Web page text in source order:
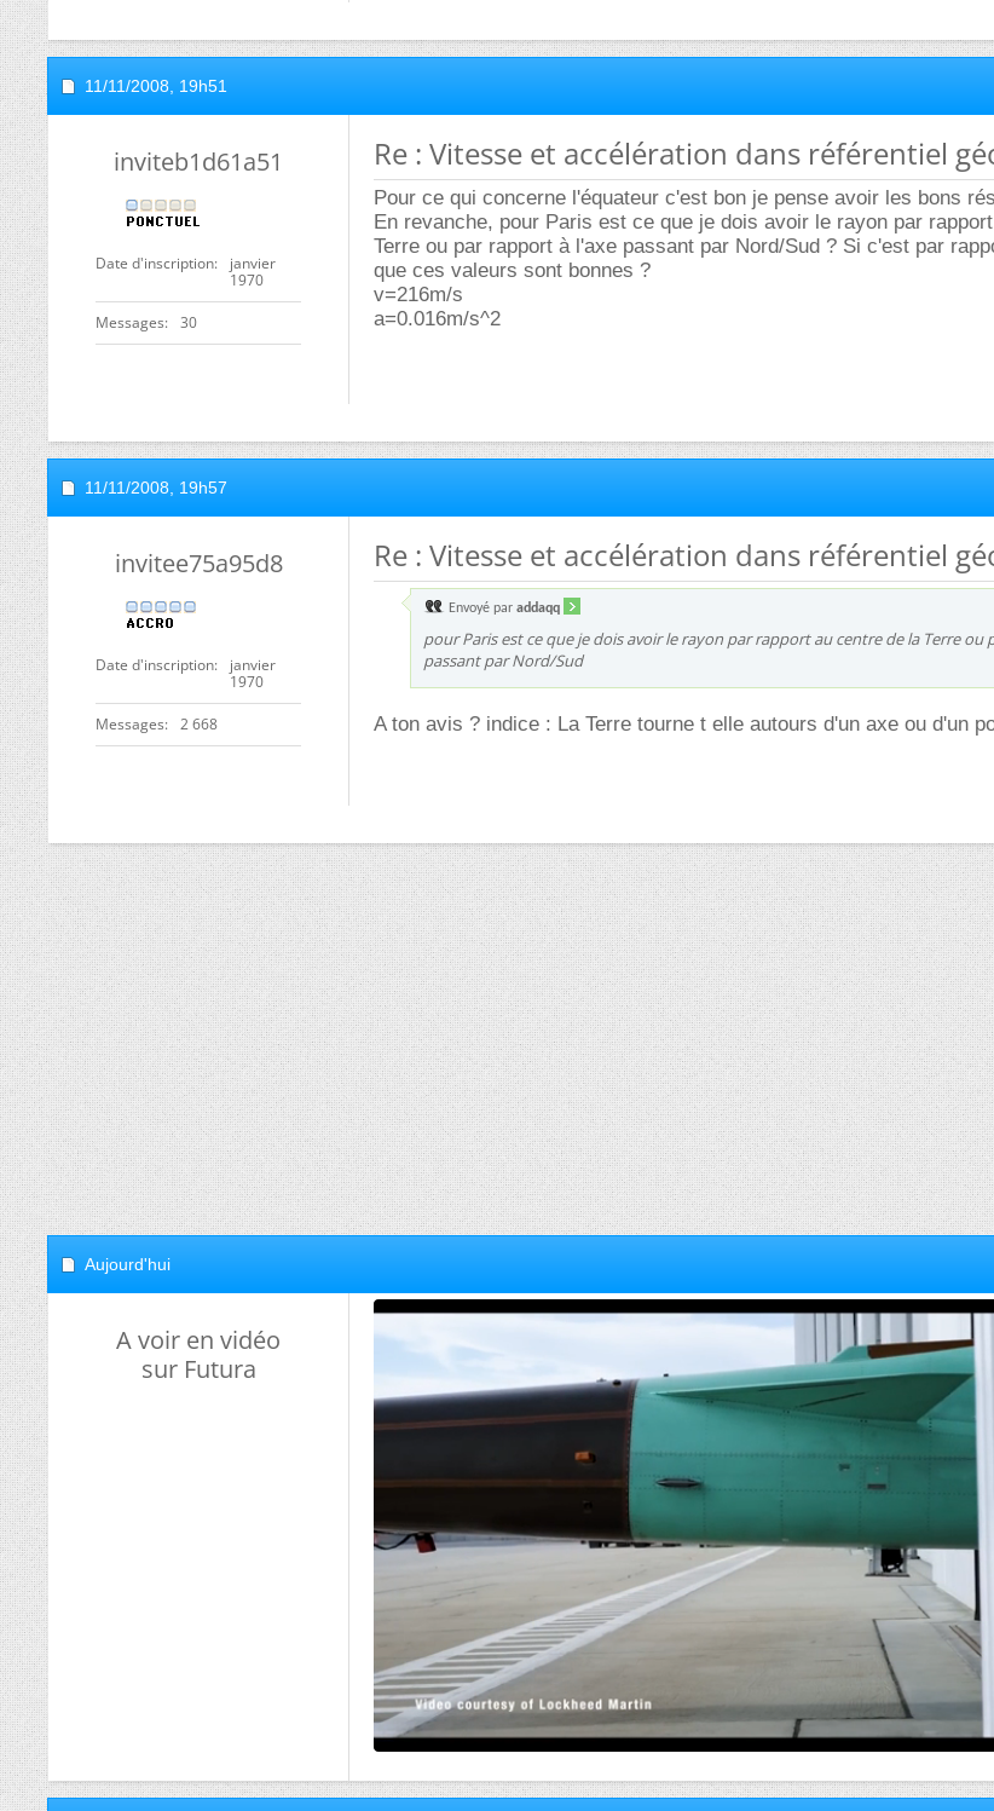
11/11/2008, 19h51
inviteb1d61a51
Date d'inscription
janvier
1970
Messages 30
Re : Vitesse et accélération dans référentiel
Pour ce qui concerne l'équateur c'est bon je pense avoir les bons
En revanche, pour Paris est ce que je dois avoir le rayon par
Terre ou par rapport à l'axe passant par Nord/Sud ? Si c'est par
que ces valeurs sont bonnes ?
v=216m/s
a=0.016m/s^2
11/11/2008, 19h57
invitee75a95d8
Date d'inscription
janvier
1970
Messages 2 668
Re : Vitesse et accélération dans référentiel
Envoyé par addaqq
pour Paris est ce que je dois avoir le rayon par rapport au centre de la Terre ou
passant par Nord/Sud
A ton avis ? indice : La Terre tourne t elle autours d'un axe ou d'un
Aujourd'hui
A voir en vidéo
sur Futura